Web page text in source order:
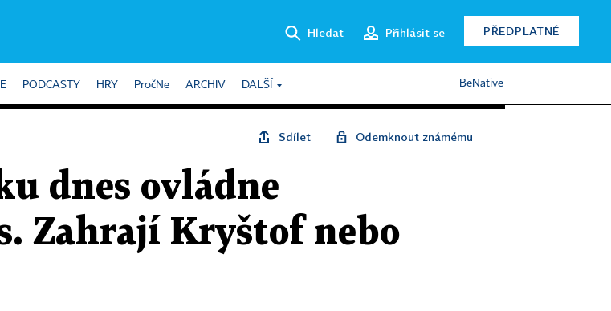
Hledat Přihlásit se PŘEDPLATNÉ
PODCASTY HRY PročNe ARCHIV DALŠÍ BeNative
Sdílet Odemknout známému
dnes ovládne
Zahrají Kryštof nebo